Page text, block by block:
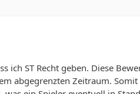
ich ST Recht geben. Diese
abgegrenzten Zeitraum.